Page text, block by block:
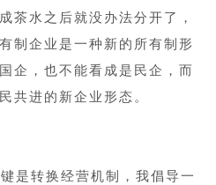
茶水之后就没办法分开了，
制企业是一种新的所有制形
企，也不能看成是民企，而
共进的新企业形态。
是转换经营机制，我倡导一